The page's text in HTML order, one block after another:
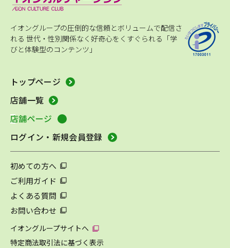
イオングループの圧倒的な信頼とボリュームで配信さ
れる 世代・性別関係なく好奇心をくすぐられる「学
びと体験型のコンテンツ」
トップページ
店舗一覧
店舗ページ
ログイン・新規会員登録
初めての方へ
ご利用ガイド
よくある質問
お問い合わせ
イオングループサイトへ
特定商法取引法に基づく表示